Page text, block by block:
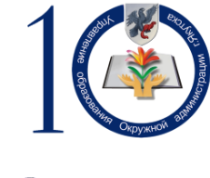
Перейти к основному содержанию
Skip to search